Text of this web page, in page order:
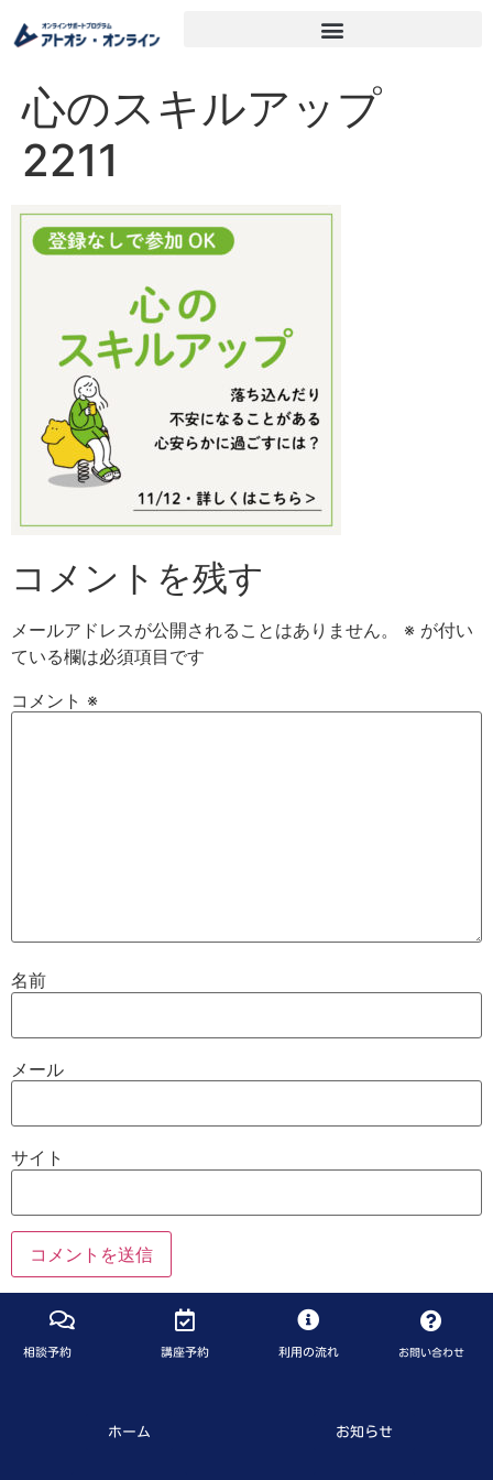
心のスキルアップ
2211
コメントを残す
メールアドレスが公開されることはありません。 ※ が付い
ている欄は必須項目です
コメント ※
名前
メール
サイト
相談予約 講座予約 利用の流れ お問い合わせ
ホーム お知らせ